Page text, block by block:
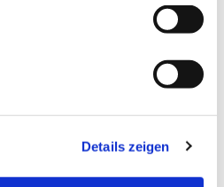
Details zeigen